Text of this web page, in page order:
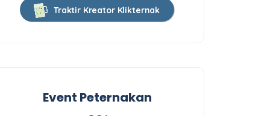
Traktir Kreator Klikternak
Event Peternakan